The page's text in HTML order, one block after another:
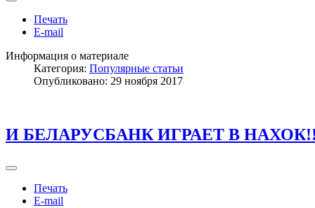
Печать
E-mail
Информация о материале
Категория: Популярные статьи
Опубликовано: 29 ноября 2017
И БЕЛАРУСБАНК ИГРАЕТ В
Печать
E-mail